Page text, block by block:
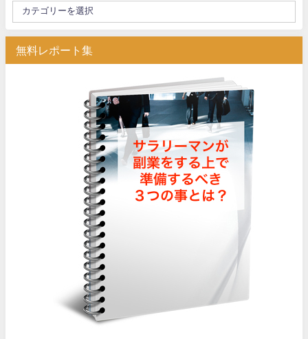
無料レポート集